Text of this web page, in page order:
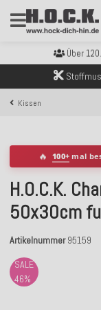
Über
Sicher
Kostenloser
Über
Kissen
SALE
46%
🔥 100+ mal
H.O.C.K.
50x30cm
Artikelnummer 95159